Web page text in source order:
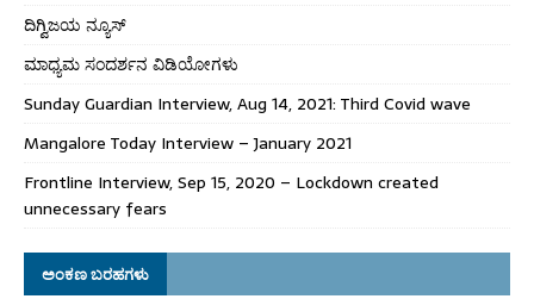
ದಿಗ್ವಿಜಯ ನ್ಯೂಸ್
ಮಾಧ್ಯಮ ಸಂದರ್ಶನ ವಿಡಿಯೋಗಳು
Sunday Guardian Interview, Aug 14, 2021: Third Covid wave
Mangalore Today Interview – January 2021
Frontline Interview, Sep 15, 2020 – Lockdown created
unnecessary fears
ಅಂಕಣ ಬರಹಗಳು